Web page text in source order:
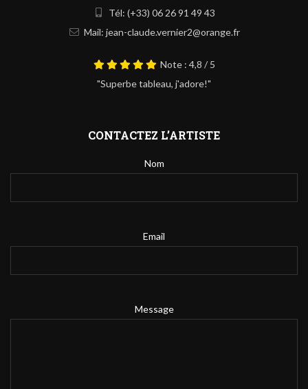
Tél: (+33) 06 26 91 49 43
Mail: jean-claude.vernier2@orange.fr
Note : 4,8 / 5
"Superbe tableau, j'adore!"
CONTACTEZ L’ARTISTE
Nom
Email
Message